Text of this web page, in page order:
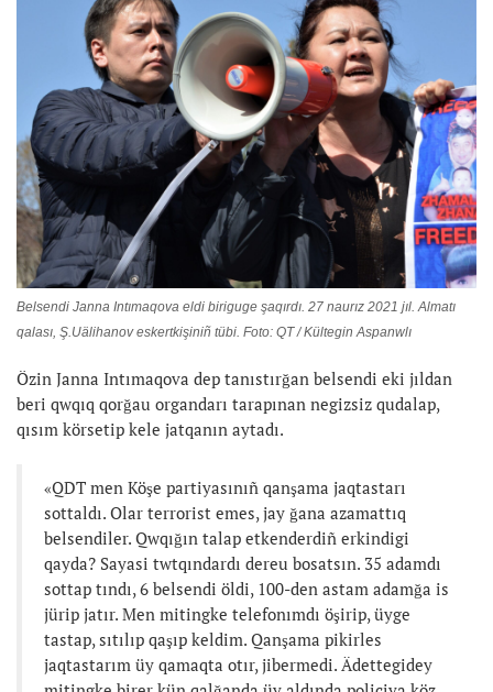
Belsendi Janna Intımaqova eldi biriguge şaqırdı. 27 naurız 2021 jıl. Almatı
qalası, Ş.Uälihanov eskertkişiniñ tübi. Foto: QT / Kültegin Aspanwlı
Özin Janna Intımaqova dep tanıstırğan belsendi eki jıldan
beri qwqıq qorğau organdarı tarapınan negizsiz qudalap,
qısım körsetip kele jatqanın aytadı.
«QDT men Köşe partiyasınıñ qanşama jaqtastarı
sottaldı. Olar terrorist emes, jay ğana azamattıq
belsendiler. Qwqığın talap etkenderdiñ erkindigi
qayda? Sayasi twtqındardı dereu bosatsın. 35 adamdı
sottap tındı, 6 belsendi öldi, 100-den astam adamğa is
jürip jatır. Men mitingke telefonımdı öşirip, üyge
tastap, sıtılıp qaşıp keldim. Qanşama pikirles
jaqtastarım üy qamaqta otır, jibermedi. Ädettegidey